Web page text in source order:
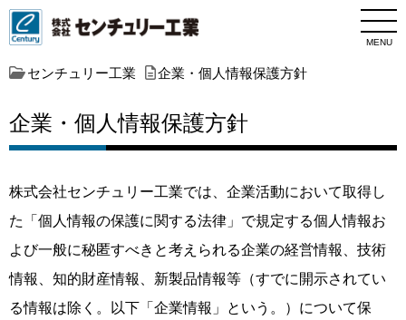
MENU
センチュリー工業 企業・個人情報保護方針
企業・個人情報保護方針
株式会社センチュリー工業では、企業活動において取得し
た「個人情報の保護に関する法律」で規定する個人情報お
よび一般に秘匿すべきと考えられる企業の経営情報、技術
情報、知的財産情報、新製品情報等（すでに開示されてい
る情報は除く。以下「企業情報」という。）について保